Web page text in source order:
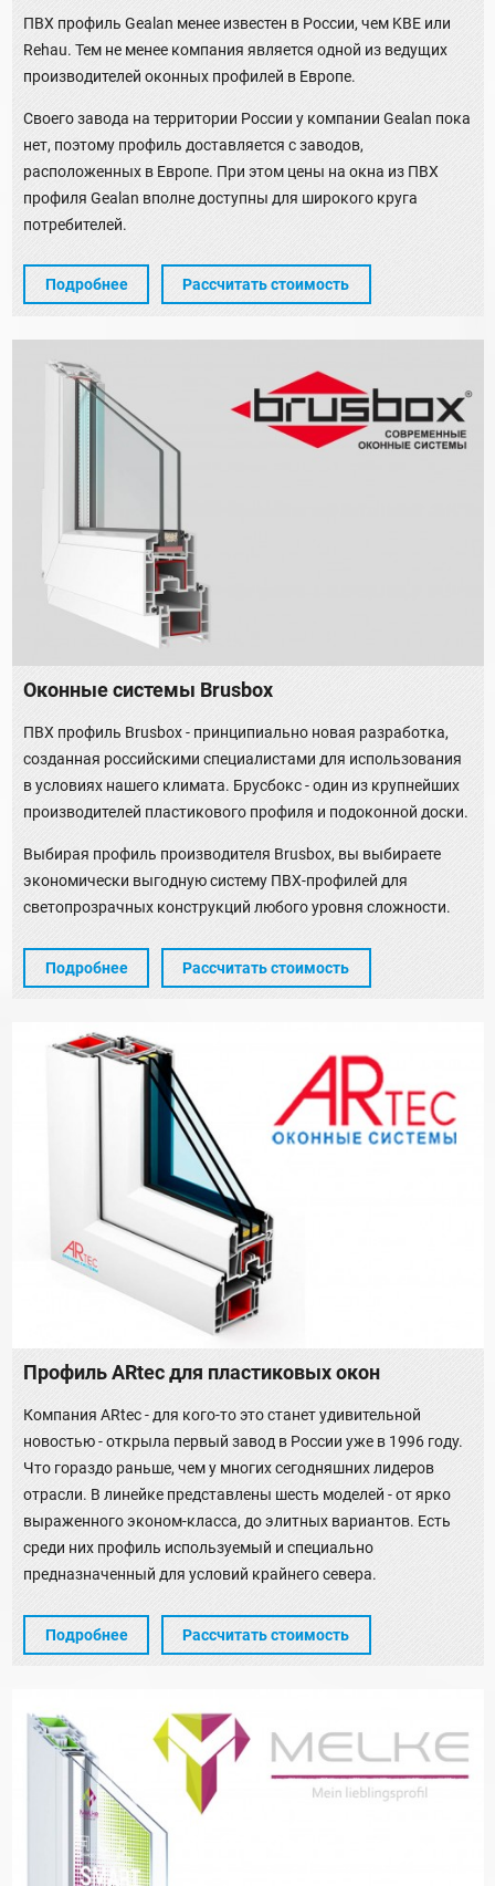
ПВХ профиль Gealan менее известен в России, чем KBE или
Rehau. Тем не менее компания является одной из ведущих
производителей оконных профилей в Европе.
Своего завода на территории России у компании Gealan пока
нет, поэтому профиль доставляется с заводов,
расположенных в Европе. При этом цены на окна из ПВХ
профиля Gealan вполне доступны для широкого круга
потребителей.
Подробнее Рассчитать стоимость
Оконные системы Brusbox
ПВХ профиль Brusbox - принципиально новая разработка,
созданная российскими специалистами для использования
в условиях нашего климата. Брусбокс - один из крупнейших
производителей пластикового профиля и подоконной доски.
Выбирая профиль производителя Brusbox, вы выбираете
экономически выгодную систему ПВХ-профилей для
светопрозрачных конструкций любого уровня сложности.
Подробнее Рассчитать стоимость
Профиль ARtec для пластиковых окон
Компания ARtec - для кого-то это станет удивительной
новостью - открыла первый завод в России уже в 1996 году.
Что гораздо раньше, чем у многих сегодняшних лидеров
отрасли. В линейке представлены шесть моделей - от ярко
выраженного эконом-класса, до элитных вариантов. Есть
среди них профиль используемый и специально
предназначенный для условий крайнего севера.
Подробнее Рассчитать стоимость